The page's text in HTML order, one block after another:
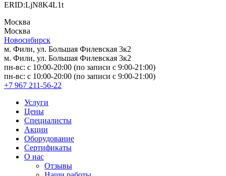
ERID:LjN8K4L1t
Москва
Москва
Новосибирск
м. Фили, ул. Большая Филевская 3к2
м. Фили, ул. Большая Филевская 3к2
пн-вс: с 10:00-20:00 (по записи с 9:00-21:00)
пн-вс: с 10:00-20:00 (по записи с 9:00-21:00)
+7 967 211-56-22
Услуги
Цены
Специалисты
Акции
Оборудование
Сертификаты
О нас
Отзывы